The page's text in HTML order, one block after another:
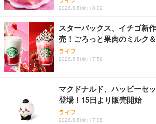
2026.5.8(金) 18:02
スターバックス、イチゴ新
売！ごろっと果肉のミルク
ライフ
2026.5.8(金) 17:59
マクドナルド、ハッピーセ
登場！15日より販売開始
ライフ
2026.5.8(金) 17:38